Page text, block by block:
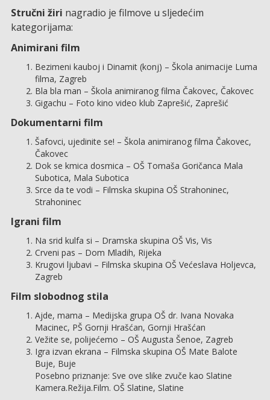
Stručni žiri nagradio je filmove u sljedećim
kategorijama:
Animirani film
Bezimeni kauboj i Dinamit (konj) – Škola animacije Luma
filma, Zagreb
Bla bla man – Škola animiranog filma Čakovec, Čakovec
Gigachu – Foto kino video klub Zaprešić, Zaprešić
Dokumentarni film
Šafovci, ujedinite se! – Škola animiranog filma Čakovec,
Čakovec
Dok se kmica dosmica – OŠ Tomaša Goričanca Mala
Subotica, Mala Subotica
Srce da te vodi – Filmska skupina OŠ Strahoninec,
Strahoninec
Igrani film
Na srid kulfa si – Dramska skupina OŠ Vis, Vis
Crveni pas – Dom Mladih, Rijeka
Krugovi ljubavi – Filmska skupina OŠ Većeslava Holjevca,
Zagreb
Film slobodnog stila
Ajde, mama – Medijska grupa OŠ dr. Ivana Novaka
Macinec, PŠ Gornji Hrašćan, Gornji Hrašćan
Vežite se, polijećemo – OŠ Augusta Šenoe, Zagreb
Igra izvan ekrana – Filmska skupina OŠ Mate Balote
Buje, Buje
Posebno priznanje: Sve ove slike zvuče kao Slatine
Kamera.Režija.Film. OŠ Slatine, Slatine